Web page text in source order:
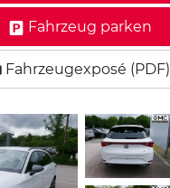
Fahrzeug parken
Fahrzeugexposé (PDF)